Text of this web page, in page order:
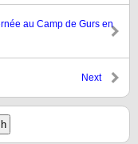
au Camp de Gurs en
Next